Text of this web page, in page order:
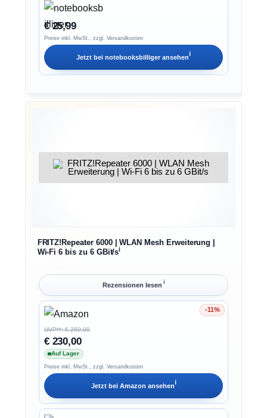
€ 25,99
Preise inkl. MwSt., zzgl. Versandkosten
Jetzt bei notebooksbilligeransehenℹ︎
FRITZ!Repeater 6000 | WLAN Mesh Erweiterung |
Wi-Fi 6 bis zu 6 GBit/sℹ︎
Rezensionen lesen ℹ︎
-11%
Ersparnis 11%
UVP**: € 259,00
€ 230,00
Auf Lager
Preise inkl. MwSt., zzgl. Versandkosten
Jetzt bei Amazon ansehenℹ︎